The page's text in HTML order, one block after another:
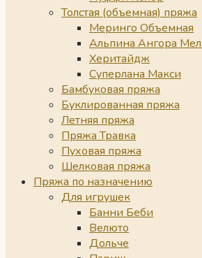
Толстая (объемная) пряжа
Меринго Объемная
Альпина Ангора
Херитайдж
Суперлана Макси
Бамбуковая пряжа
Буклированная пряжа
Летняя пряжа
Пряжа Травка
Пуховая пряжа
Шелковая пряжа
Пряжа по назначению
Для игрушек
Банни Беби
Велюто
Дольче